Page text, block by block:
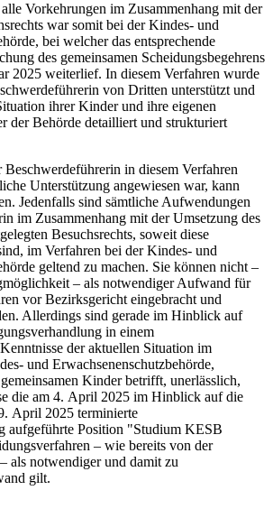
Vorkehrungen im Zusammenhang mit der
war somit bei der Kindes- und
bei welcher das entsprechende
des gemeinsamen Scheidungsbegehrens
2025 weiterlief. In diesem Verfahren wurde
von Dritten unterstützt und
ihrer Kinder und ihre eigenen
der Behörde detailliert und strukturiert
in diesem Verfahren
Unterstützung angewiesen war, kann
Jedenfalls sind sämtliche Aufwendungen
im Zusammenhang mit der Umsetzung des
Besuchsrechts, soweit diese
im Verfahren bei der Kindes- und
geltend zu machen. Sie können nicht –
– als notwendiger Aufwand für
vor Bezirksgericht eingebracht und
Allerdings sind gerade im Hinblick auf
in einem
der aktuellen Situation im
und Erwachsenenschutzbehörde,
Kinder betrifft, unerlässlich,
die am 4. April 2025 im Hinblick auf die
April 2025 terminierte
aufgeführte Position "Studium KESB
– wie bereits von der
als notwendiger und damit zu
gilt.